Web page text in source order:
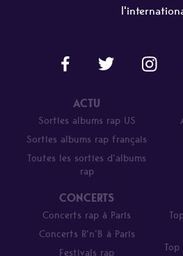
ACTU
Sorties albums rap US
Sorties albums rap français
Toutes les sorties d’albums
rap
CONCERTS
Concerts rap à Paris
Concerts R’n’B à Paris
Festivals rap